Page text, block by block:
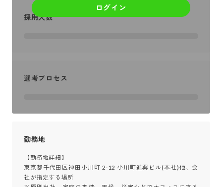
ログイン
採用人数
選考プロセス
勤務地
【勤務地詳細】
東京都千代田区神田小川町 2-12 小川町進興ビル(本社)他、会
社が指定する場所